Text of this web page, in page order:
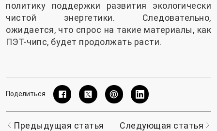
политику поддержки развития экологически
чистой энергетики. Следовательно,
ожидается, что спрос на такие материалы, как
ПЭТ-чипс, будет продолжать расти.
Поделиться
Предыдущая статья Следующая статья